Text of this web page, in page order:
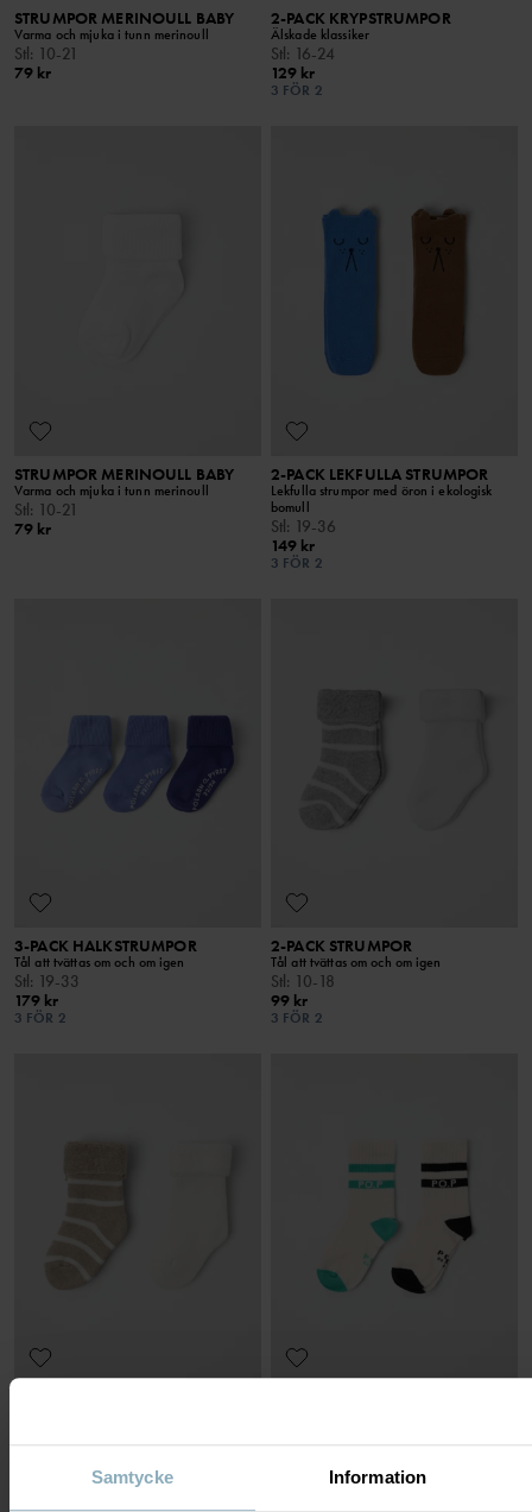
Samtycke Information
STRUMPOR MERINOULL BABY
Varma och mjuka i tunn merinoull
Stl: 10-21
79 kr
2-PACK KRYPSTRUMPOR
Älskade klassiker
Stl: 16-24
129 kr
3 FÖR 2
STRUMPOR MERINOULL BABY
Varma och mjuka i tunn merinoull
Stl: 10-21
79 kr
2-PACK LEKFULLA STRUMPOR
Lekfulla strumpor med öron i ekologisk
bomull
Stl: 19-36
149 kr
3 FÖR 2
3-PACK HALKSTRUMPOR
Tål att tvättas om och om igen
Stl: 19-33
179 kr
3 FÖR 2
2-PACK STRUMPOR
Tål att tvättas om och om igen
Stl: 10-18
99 kr
3 FÖR 2